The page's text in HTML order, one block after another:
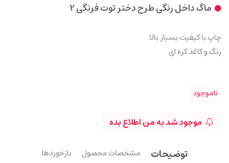
ماگ داخل رنگی طرح دختر توت فرنگی 2
چاپ با کیفیت بسیار بالا
رنگ و کاغذ کره ای
ناموجود
موجود شد به من اطلاع بده
توضیحات مشخصات محصول بازخوردها